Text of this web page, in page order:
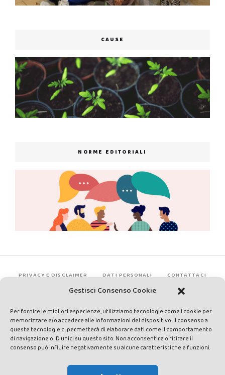
Gestisci Consenso Cookie
Per fornire le migliori esperienze, utilizziamo tecnologie come i cookie per
memorizzare e/o accedere alle informazioni del dispositivo. Il consenso a
queste tecnologie ci permetterà di elaborare dati come il comportamento
di navigazione o ID unici su questo sito. Non acconsentire o ritirare il
consenso può influire negativamente su alcune caratteristiche e funzioni.
CAUSE
NORME EDITORIALI
PRIVACY E DISCLAIMER DATI PERSONALI CONTATTACI
rights reserved - Testata registrata presso il Tribunale di Siena con